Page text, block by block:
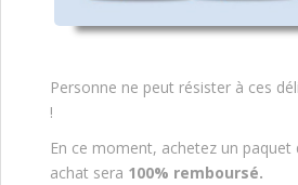
Personne ne peut résister à ces
!
En ce moment, achetez un paquet
achat sera 100% remboursé.